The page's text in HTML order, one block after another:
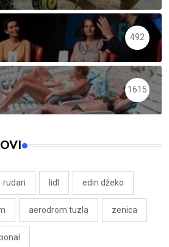
492
1615
rudari lidl edin džeko
aerodrom tuzla zenica